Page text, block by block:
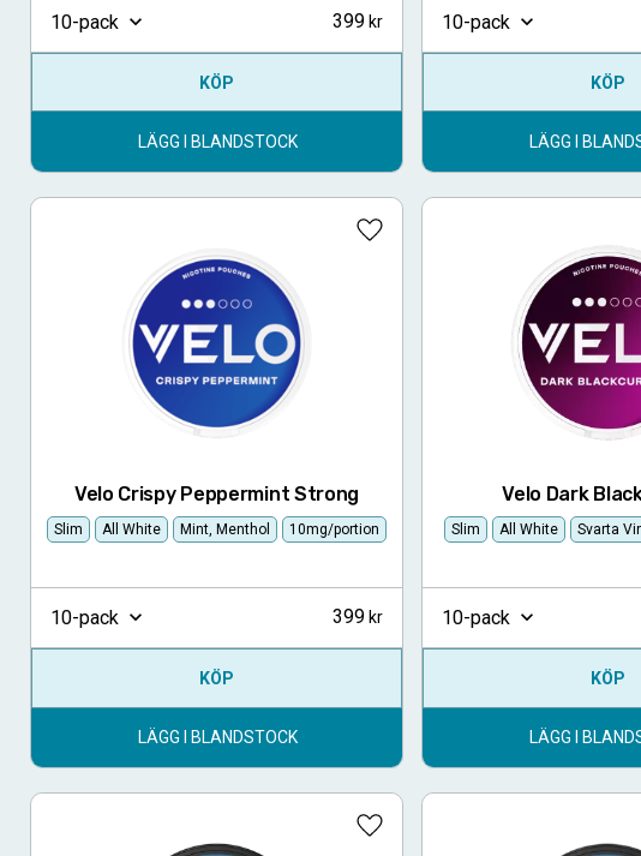
10-pack 399
KÖP
LÄGG I BLANDSTOCK
10-pack
KÖP
LÄGG I
Velo Crispy Peppermint Strong
Slim All White Mint, Menthol 10mg/portion
Lägg till i favoriter
10-pack 399
KÖP
LÄGG I BLANDSTOCK
Velo Dark
Slim All White Svarta
10-pack
KÖP
LÄGG I
Lägg till i favoriter